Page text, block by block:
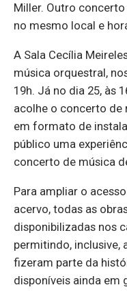
Miller. Outro
no mesmo local e
A Sala Cecília
música orquestral,
19h. Já no dia 25, às
acolhe o concerto de
em formato de
público uma
concerto de música
Para ampliar o
acervo, todas as
disponibilizadas nos
permitindo, inclusive,
fizeram parte da
disponíveis ainda em